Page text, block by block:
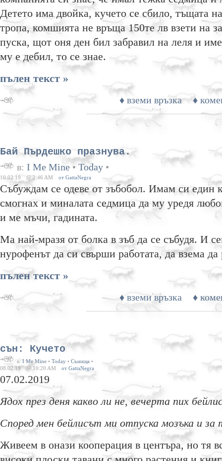
Детето има двойка, кучето се сбило, тъщата
тропа, комшията не връща 150те лв взети на
пуска, щот оня ден бил забравил на леля и
му е дебил, то се знае.
пълен текст »
♦ вземи връзка ♦
Бай Пърдешко празнува.
в: I Me Mine• Today•
10.02.19 @ 2:46 AM от GattaNegra
Събуждам се одеве от зъбобол. Имам си един
смогнах и миналата седмица да му уредя
и ме мъчи, гадината.
Ма най-мразя от болка в зъб да се събудя. И
нурофенът да си свърши работата, да взема
пълен текст »
♦ вземи връзка ♦
сън: Кучето
в:I Me Mine• Today• Сънища •
08.02.19
@ 10:20 AM от GattaNegra
07.02.2019
Ядох през деня какво ли не, вечерта пих
Според мен бейлисът ми отпуска мозъка и
Живеем в онази кооперация в центъра, но тя